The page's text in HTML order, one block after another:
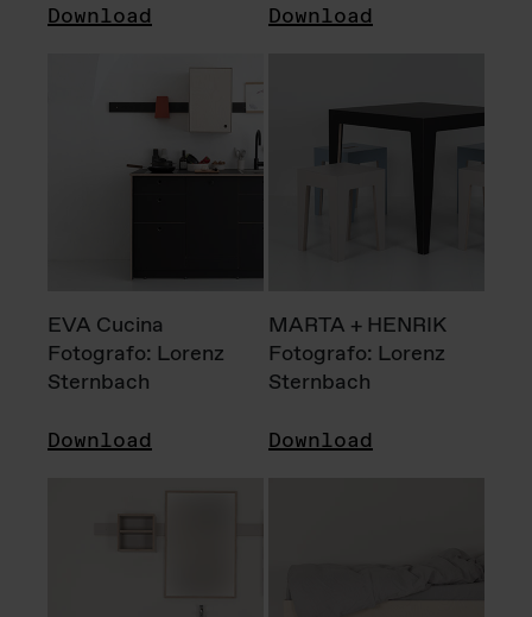
Download Download
EVA Cucina
Fotografo: Lorenz
Sternbach
Download
MARTA + HENRIK
Fotografo: Lorenz
Sternbach
Download